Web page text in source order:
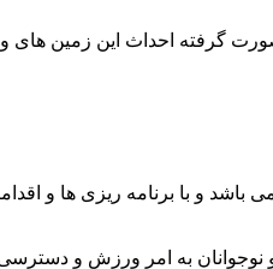
شهردار ازنا در گفتگو باخبرنگاران گفت : زیربنای هر کدام از این زمین های
به امر ورزش و